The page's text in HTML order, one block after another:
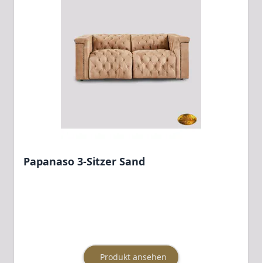
Papanaso 3-Sitzer Sand
Produkt ansehen